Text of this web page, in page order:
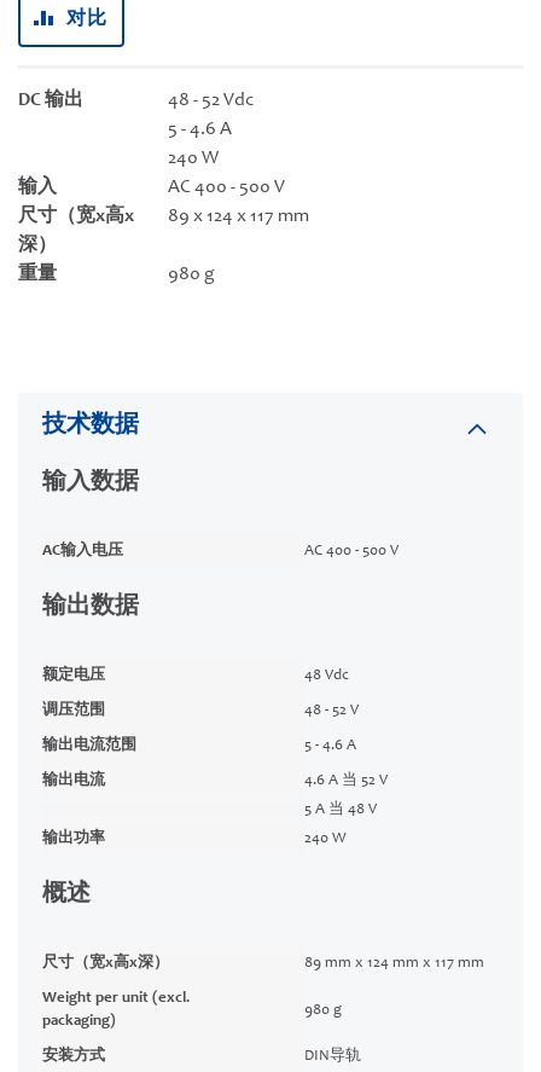
对比
DC 输出
48 - 52 Vdc
5 - 4.6 A
240 W
输入
AC 400 - 500 V
尺寸（宽x高x
深）
89 x 124 x 117 mm
重量 980 g
技术数据
输入数据
AC输入电压 AC 400 - 500 V
输出数据
额定电压 48 Vdc
调压范围 48 - 52 V
输出电流范围 5 - 4.6 A
输出电流
4.6 A 当 52 V
5 A 当 48 V
输出功率
240 W
概述
尺寸（宽x高x深） 89 mm x 124 mm x 117 mm
Weight per unit (excl.
packaging)
980 g
安装方式 DIN导轨